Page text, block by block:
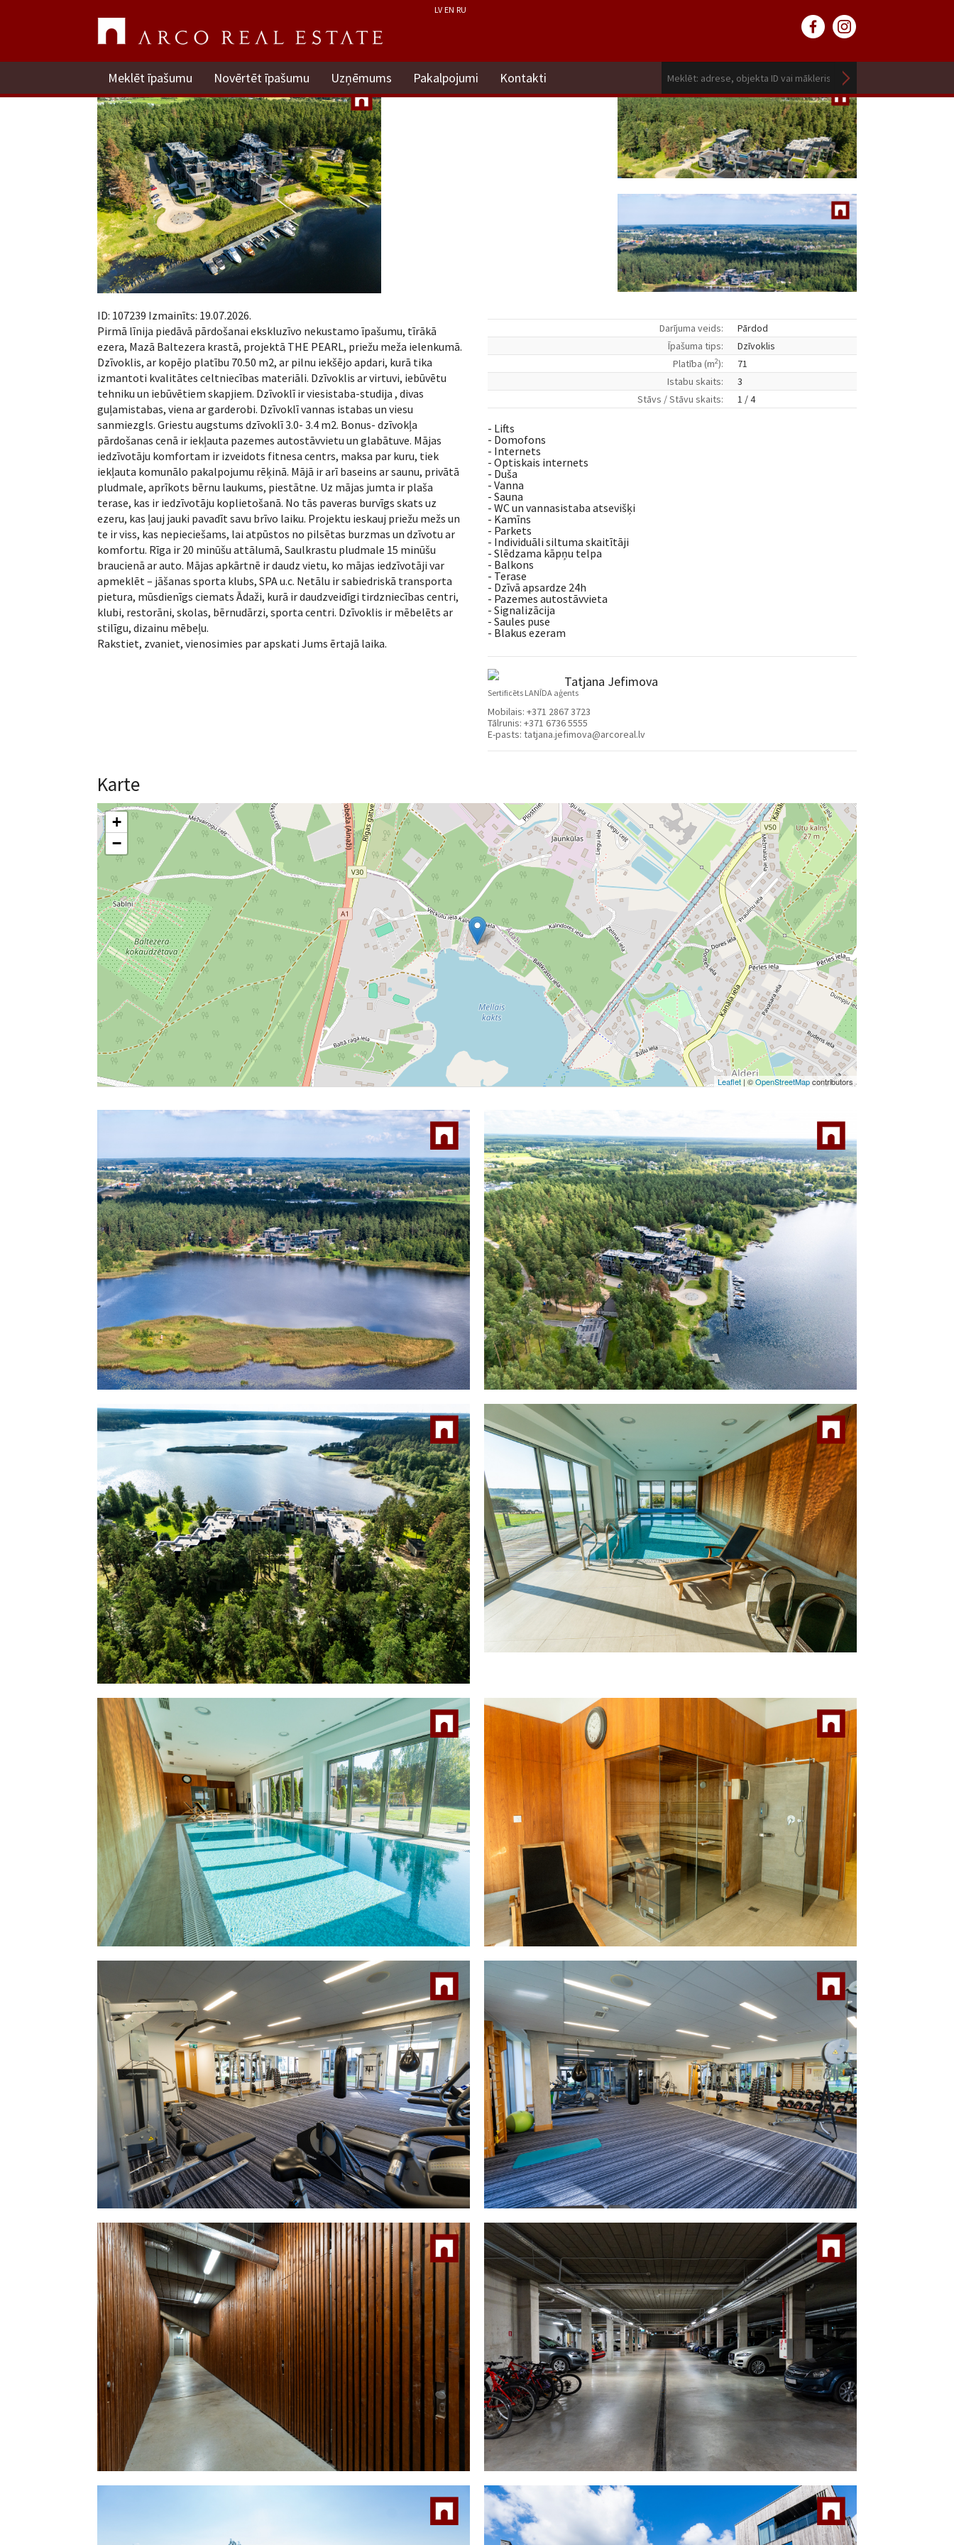
LV EN RU
Meklēt īpašumu Novērtēt īpašumu Uzņēmums Pakalpojumi Kontakti
Kalndores iela 2 195 000 EUR
ID: 107239 Izmainīts: 19.07.2026.
Pirmā līnija piedāvā pārdošanai ekskluzīvo nekustamo īpašumu, tīrākā
ezera, Mazā Baltezera krastā, projektā THE PEARL, priežu meža ielenkumā.
Dzīvoklis, ar kopējo platību 70.50 m2, ar pilnu iekšējo apdari, kurā tika
izmantoti kvalitātes celtniecības materiāli. Dzīvoklis ar virtuvi, iebūvētu
tehniku un iebūvētiem skapjiem. Dzīvoklī ir viesistaba-studija , divas
guļamistabas, viena ar garderobi. Dzīvoklī vannas istabas un viesu
sanmiezgls. Griestu augstums dzīvoklī 3.0- 3.4 m2. Bonus- dzīvokļa
pārdošanas cenā ir iekļauta pazemes autostāvvietu un glabātuve. Mājas
iedzīvotāju komfortam ir izveidots fitnesa centrs, maksa par kuru, tiek
iekļauta komunālo pakalpojumu rēķinā. Mājā ir arī baseins ar saunu, privātā
pludmale, aprīkots bērnu laukums, piestātne. Uz mājas jumta ir plaša
terase, kas ir iedzīvotāju koplietošanā. No tās paveras burvīgs skats uz
ezeru, kas ļauj jauki pavadīt savu brīvo laiku. Projektu ieskauj priežu mežs un
te ir viss, kas nepieciešams, lai atpūstos no pilsētas burzmas un dzīvotu ar
komfortu. Rīga ir 20 minūšu attālumā, Saulkrastu pludmale 15 minūšu
braucienā ar auto. Mājas apkārtnē ir daudz vietu, ko mājas iedzīvotāji var
apmeklēt – jāšanas sporta klubs, SPA u.c. Netālu ir sabiedriskā transporta
pietura, mūsdienīgs ciemats Ādaži, kurā ir daudzveidīgi tirdzniecības centri,
klubi, restorāni, skolas, bērnudārzi, sporta centri. Dzīvoklis ir mēbelēts ar
stilīgu, dizainu mēbeļu.
Rakstiet, zvaniet, vienosimies par apskati Jums ērtajā laika.
Darījuma veids:
Pārdod
Īpašuma tips:
Dzīvoklis
Platība (m2):
71
Istabu skaits:
3
Stāvs / Stāvu skaits:
1 / 4
- Lifts
- Domofons
- Internets
- Optiskais internets
- Duša
- Vanna
- Sauna
- WC un vannasistaba atsevišķi
- Kamīns
- Parkets
- Individuāli siltuma skaitītāji
- Slēdzama kāpņu telpa
- Balkons
- Terase
- Dzīvā apsardze 24h
- Pazemes autostāvvieta
- Signalizācija
- Saules puse
- Blakus ezeram
Tatjana Jefimova
Sertificēts LANĪDA aģents
Mobilais: +371 2867 3723
Tālrunis: +371 6736 5555
E-pasts: tatjana.jefimova@arcoreal.lv
Karte
+
−
Leaflet| ©OpenStreetMapcontributors